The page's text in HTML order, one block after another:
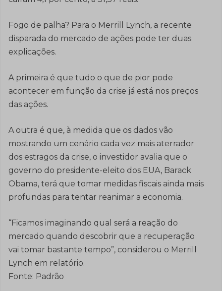
Fogo de palha? Para o Merrill Lynch, a recente
disparada do mercado de ações pode ter duas
explicações.
A primeira é que tudo o que de pior pode
acontecer em função da crise já está nos preços
das ações.
A outra é que, à medida que os dados vão
mostrando um cenário cada vez mais aterrador
dos estragos da crise, o investidor avalia que o
governo do presidente-eleito dos EUA, Barack
Obama, terá que tomar medidas fiscais ainda mais
profundas para tentar reanimar a economia.
“Ficamos imaginando qual será a reação do
mercado quando descobrir que a recuperação
vai tomar bastante tempo”, considerou o Merrill
Lynch em relatório.
Fonte: Padrão